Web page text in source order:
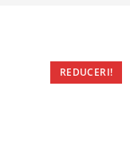
REDUCERI!